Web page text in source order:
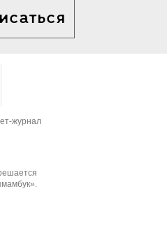
журнал